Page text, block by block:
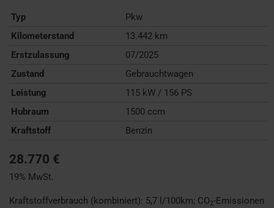
Typ
Pkw
Kilometerstand
13.442 km
Erstzulassung
07/2025
Zustand
Gebrauchtwagen
Leistung
115 kW / 156 PS
Hubraum
1500 ccm
Kraftstoff
Benzin
28.770 €
19% MwSt.
Kraftstoffverbrauch (kombiniert): 5,7 l/100km; CO2-Emissionen